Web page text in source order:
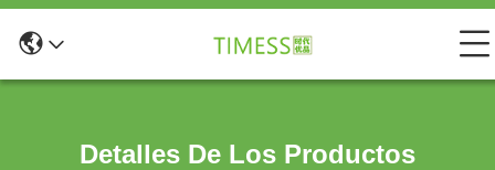
Detalles De Los Productos